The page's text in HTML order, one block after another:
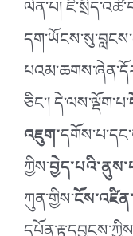
ལེན་པ།
ཅིང་། དེ་ལས་ལྡོག་པ་
འཇུག་
ཀྱིས་
ཀུན་གྱིས་